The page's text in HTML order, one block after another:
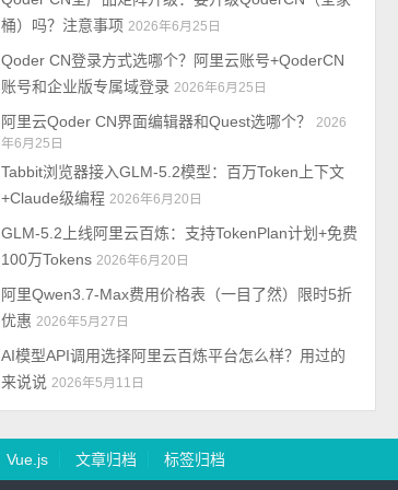
桶）吗？注意事项 2026年6月25日
Qoder CN登录方式选哪个？阿里云账号+QoderCN
账号和企业版专属域登录 2026年6月25日
阿里云Qoder CN界面编辑器和Quest选哪个？
2026
年6月25日
Tabbit浏览器接入GLM-5.2模型：百万Token上下文
+Claude级编程 2026年6月20日
GLM-5.2上线阿里云百炼：支持TokenPlan计划+免费
100万Tokens 2026年6月20日
阿里Qwen3.7-Max费用价格表（一目了然）限时5折
优惠 2026年5月27日
AI模型API调用选择阿里云百炼平台怎么样？用过的
来说说 2026年5月11日
Vue.js 文章归档 标签归档